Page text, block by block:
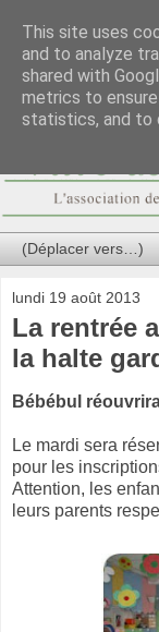
lundi 19 août 2013
La rentrée
la halte
Bébébul
Le mardi sera
pour les
Attention, les
leurs parents
This site uses
and to analyze
shared with
metrics to
statistics, and to